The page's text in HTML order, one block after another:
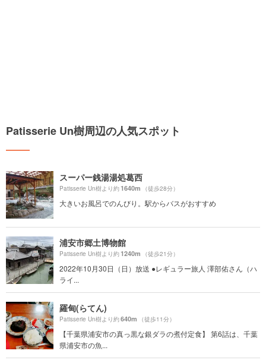
Patisserie Un樹周辺の人気スポット
スーパー銭湯湯処葛西
Patisserie Un樹より約1640m （徒歩28分）
大きいお風呂でのんびり。駅からバスがおすすめ
浦安市郷土博物館
Patisserie Un樹より約1240m （徒歩21分）
2022年10月30日（日）放送 ●レギュラー旅人 澤部佑さん（ハ
ライ...
羅甸(らてん)
Patisserie Un樹より約640m （徒歩11分）
【千葉県浦安市の真っ黒な銀ダラの煮付定食】 第6話は、千葉
県浦安市の魚...